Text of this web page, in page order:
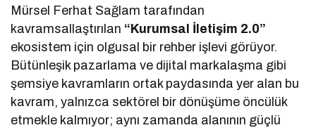
Mürsel Ferhat Sağlam tarafından
kavramsallaştırılan “Kurumsal İletişim 2.0”
ekosistem için olgusal bir rehber işlevi görüyor.
Bütünleşik pazarlama ve dijital markalaşma gibi
şemsiye kavramların ortak paydasında yer alan bu
kavram, yalnızca sektörel bir dönüşüme öncülük
etmekle kalmıyor; aynı zamanda alanının güçlü